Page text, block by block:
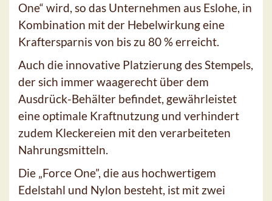
One“ wird, so das Unternehmen aus Eslohe, in
Kombination mit der Hebelwirkung eine
Kraftersparnis von bis zu 80 % erreicht.
Auch die innovative Platzierung des Stempels,
der sich immer waagerecht über dem
Ausdrück-Behälter befindet, gewährleistet
eine optimale Kraftnutzung und verhindert
zudem Kleckereien mit den verarbeiteten
Nahrungsmitteln.
Die „Force One”, die aus hochwertigem
Edelstahl und Nylon besteht, ist mit zwei